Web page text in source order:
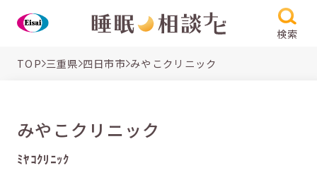
検索
TOP 三重県 四日市市 みやこクリニック
みやこクリニック
ﾐﾔｺｸﾘﾆｯｸ